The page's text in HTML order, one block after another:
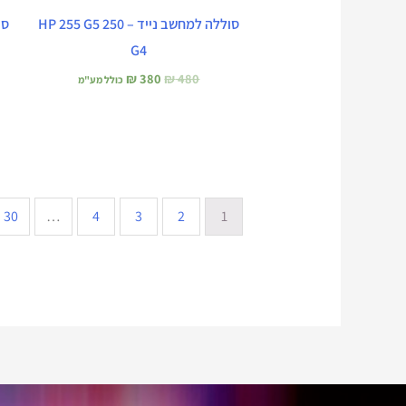
סוללה למחשב נייד – HP 255 G5 250
G4
₪480
₪380 כולל מע"מ
1
2
3
4
…
30